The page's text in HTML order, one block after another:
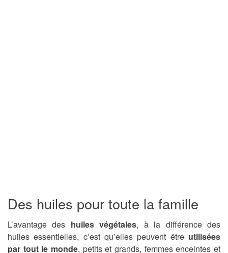
Des huiles pour toute la famille
L’avantage des huiles végétales, à la différence des
huiles essentielles, c’est qu’elles peuvent être utilisées
par tout le monde, petits et grands, femmes enceintes et